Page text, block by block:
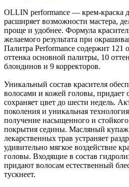
OLLIN performance — крем-краска
расширяет возможности мастера,
проще и удобнее. Формула
желаемого результата при
Палитра Performance содержит 121
оттенка основной палитры, 10
блондинов и 9 корректоров.
Уникальный состав красителя
волосами и кожей головы, придает
сохраняет цвет до шести недель.
поколения и уникальная
получение насыщенного и
покрытия седины. Масляный купаж
лекарственных трав устраняет
удивительно мягкое воздействие
головы. Входящие в состав
придают волосам естественный
тускнеет.